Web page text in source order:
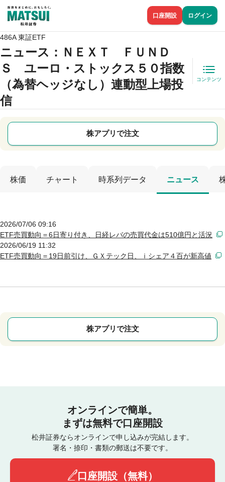
口座開設 ログイン
486A 東証ETF
ニュース ：ＮＥＸＴ ＦＵＮＤ
Ｓ ユーロ・ストックス５０指数
（為替ヘッジなし）連動型上場投
信
コンテンツ
株アプリで注文
株価 チャート 時系列データ ニュース
2026/07/06 09:16
ETF売買動向＝6日寄り付き、日経レバの売買代金は510億円と活況
2026/06/19 11:32
ETF売買動向＝19日前引け、ＧＸテック日、ｉシェア４百が新高値
株アプリで注文
オンラインで簡単。
まずは無料で口座開設
松井証券ならオンラインで申し込みが完結します。
署名・捺印・書類の郵送は不要です。
口座開設（無料）